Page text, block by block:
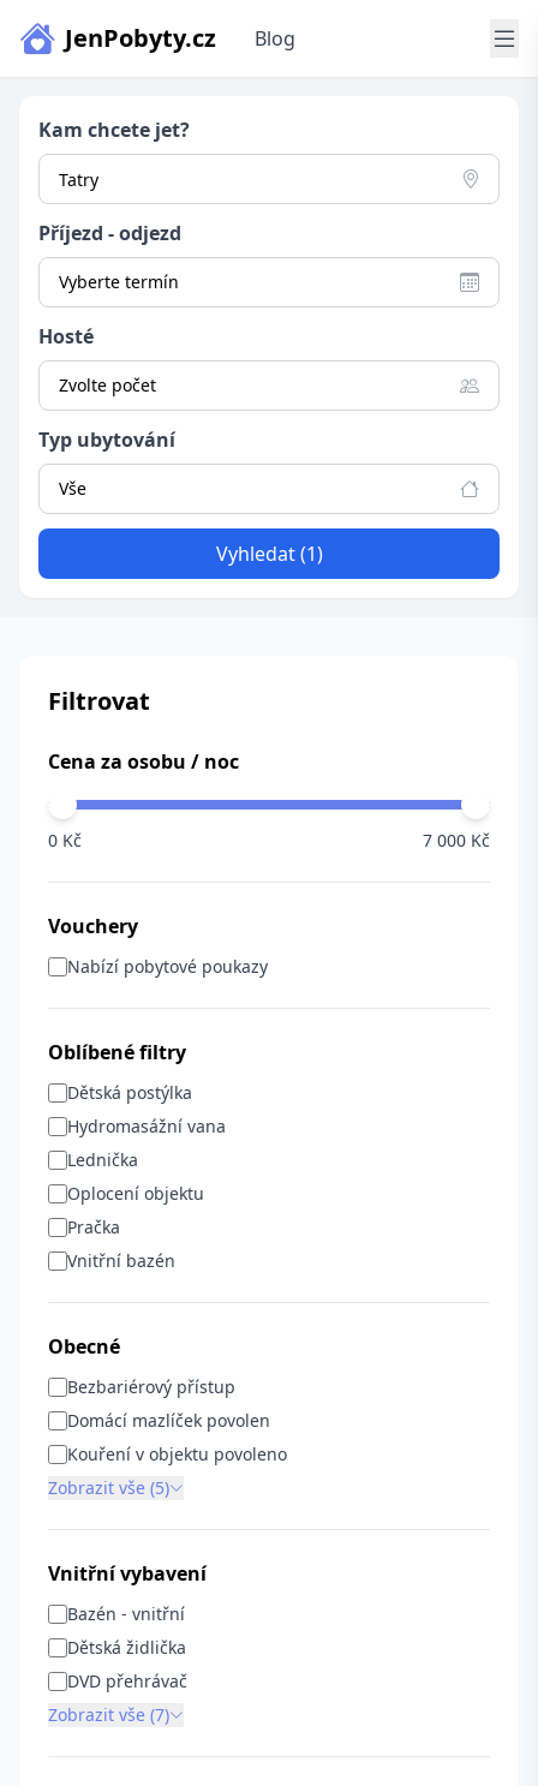
JenPobyty.cz Blog
Kam chcete jet?
Příjezd - odjezd
Vyberte termín
Hosté
Zvolte počet
Typ ubytování
Vše
Vyhledat (1)
Filtrovat
Cena za osobu / noc
0 Kč 7 000 Kč
Vouchery
Nabízí pobytové poukazy
Oblíbené filtry
Dětská postýlka
Hydromasážní vana
Lednička
Oplocení objektu
Pračka
Vnitřní bazén
Obecné
Bezbariérový přístup
Domácí mazlíček povolen
Kouření v objektu povoleno
Zobrazit vše (5)
Vnitřní vybavení
Bazén - vnitřní
Dětská židlička
DVD přehrávač
Zobrazit vše (7)